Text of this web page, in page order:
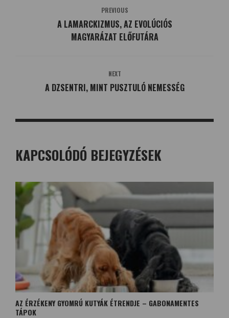
PREVIOUS
A LAMARCKIZMUS, AZ EVOLÚCIÓS
MAGYARÁZAT ELŐFUTÁRA
NEXT
A DZSENTRI, MINT PUSZTULÓ NEMESSÉG
KAPCSOLÓDÓ BEJEGYZÉSEK
AZ ÉRZÉKENY GYOMRÚ KUTYÁK ÉTRENDJE – GABONAMENTES
TÁPOK